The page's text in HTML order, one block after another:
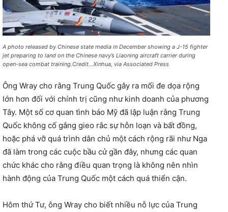
A photo released by Chinese state media in December showing a J-15 fighter
jet preparing to land on the Chinese navy’s Liaoning aircraft carrier during
open-sea combat training.Credit…Xinhua, via Associated Press
Ông Wray cho rằng Trung Quốc gây ra mối đe dọa rộng
lớn hơn đối với chính trị cũng như kinh doanh của phương
Tây. Một số cơ quan tình báo Mỹ đã lập luận rằng Trung
Quốc không cố gắng gieo rắc sự hỗn loạn và bất đồng,
hoặc phá vỡ quá trình dân chủ một cách rộng rãi như Nga
đã làm trong các cuộc bầu cử gần đây, nhưng các quan
chức khác cho rằng điều quan trọng là không nên nhìn
hành động của Trung Quốc một cách quá thiển cận.
Hôm thứ Tư, ông Wray cho biết nhiều nỗ lực của Trung